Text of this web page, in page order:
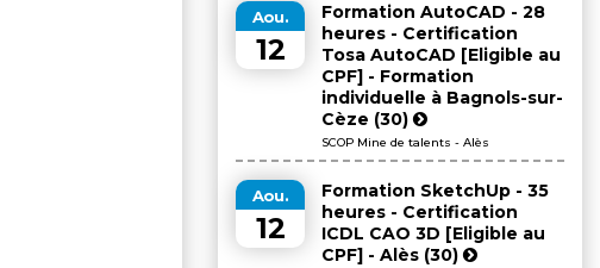
Aou.
12
Formation AutoCAD - 28
heures - Certification
Tosa AutoCAD [Eligible au
CPF] - Formation
individuelle à Bagnols-sur-
Cèze (30)
SCOP Mine de talents - Alès
Aou.
12
Formation SketchUp - 35
heures - Certification
ICDL CAO 3D [Eligible au
CPF] - Alès (30)